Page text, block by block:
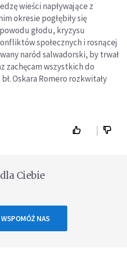
wieści napływające z
okresie pogłębiły się
głodu, kryzysu
społecznych i rosnącej
naród salwadorski, by trwał
zachęcam wszystkich do
Oskara Romero rozkwitały
Ciebie
WSPOMÓŻ NAS